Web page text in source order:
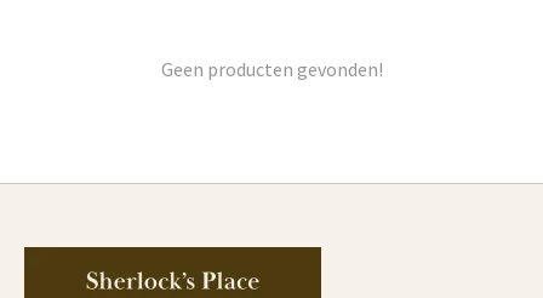
Geen producten gevonden!